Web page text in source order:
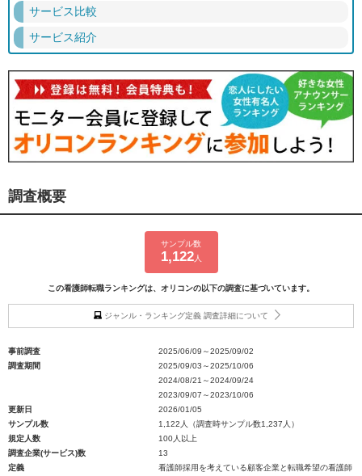
サービス比較
サービス紹介
調査概要
サンプル数
1,122人
この看護師転職ランキングは、オリコンの以下の調査に基づいています。
ジャンル・ランキング定義 調査詳細について
事前調査
2025/06/09～2025/09/02
調査期間
2025/09/03～2025/10/06
2024/08/21～2024/09/24
2023/09/07～2023/10/06
更新日
2026/01/05
サンプル数
1,122人（調査時サンプル数1,237人）
規定人数
100人以上
調査企業(サービス)数
13
定義
看護師採用を考えている顧客企業と転職希望の看護師